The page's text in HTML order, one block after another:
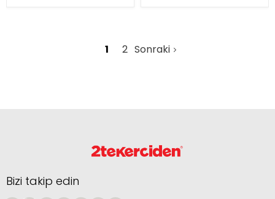
1 2 Sonraki
Bizi takip edin